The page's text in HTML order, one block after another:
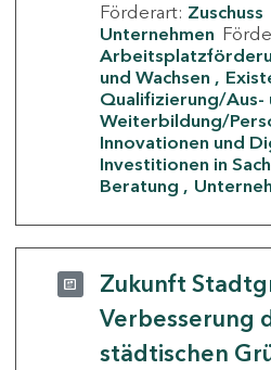
Förderart: Zuschuss
Unternehmen
und Wachsen
Qualifizierung/Aus-
Weiterbildung/
Innovationen und
Investitionen in
Beratung
Zukunft
Verbesserung
städtischen